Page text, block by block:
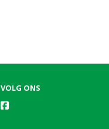
VOLG ONS